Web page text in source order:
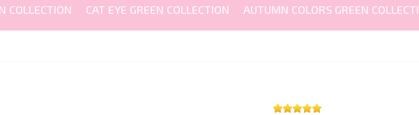
COLLECTION CAT EYE GREEN COLLECTION AUTUMN COLORS GREEN